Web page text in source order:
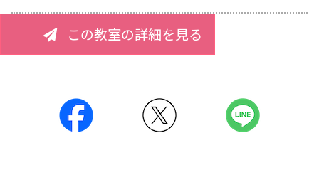
この教室の詳細を見る